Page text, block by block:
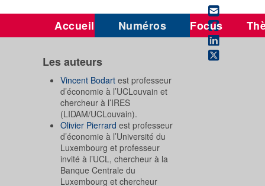
Accueil Numéros Focus
Les auteurs
Vincent Bodart est professeur
d’économie à l’UCLouvain et
chercheur à l’IRES
(LIDAM/UCLouvain).
Olivier Pierrard est professeur
d’économie à l’Université du
Luxembourg et professeur
invité à l’UCL, chercheur à la
Banque Centrale du
Luxembourg et chercheur